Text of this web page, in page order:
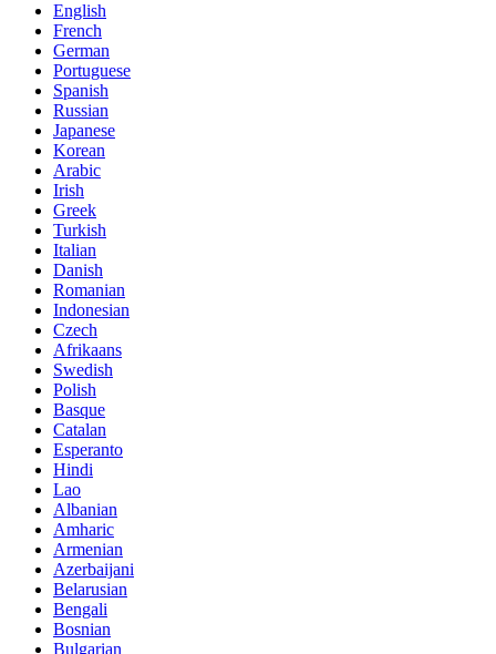
English
French
German
Portuguese
Spanish
Russian
Japanese
Korean
Arabic
Irish
Greek
Turkish
Italian
Danish
Romanian
Indonesian
Czech
Afrikaans
Swedish
Polish
Basque
Catalan
Esperanto
Hindi
Lao
Albanian
Amharic
Armenian
Azerbaijani
Belarusian
Bengali
Bosnian
Bulgarian